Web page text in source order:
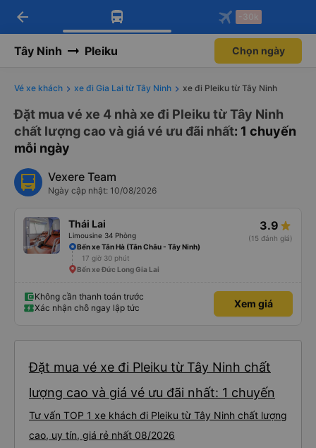
Tải app Vexere ngay!
Nhận ưu đãi thành viên độc
Mở app
Tải app Vexere
-30k/ghế khi đặt vé máy bay qua
Mở app
arrow_back -30k
Tây Ninh Pleiku Chọn ngày
Vé xe khách xe đi Gia Lai từ Tây Ninh xe đi Pleiku từ Tây Ninh
Đặt mua vé xe 4 nhà xe đi Pleiku từ Tây Ninh
chất lượng cao và giá vé ưu đãi nhất: 1 chuyến
mỗi ngày
Vexere Team
Ngày cập nhật: 10/08/2026
Thái Lai
Limousine 34 Phòng
3.9
(15 đánh giá)
Bến xe Tân Hà (Tân Châu - Tây Ninh)
17 giờ 30 phút
Bến xe Đức Long Gia Lai
Không cần thanh toán trước
Xác nhận chỗ ngay lập tức
Xem giá
Đặt mua vé xe đi Pleiku từ Tây Ninh chất
lượng cao và giá vé ưu đãi nhất: 1 chuyến
Tư vấn TOP 1 xe khách đi Pleiku từ Tây Ninh chất lượng
cao, uy tín, giá rẻ nhất 08/2026